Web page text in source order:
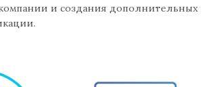
и создания дополнительных